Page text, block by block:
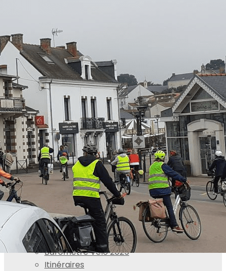
Exporter uniquement les colonnes affichées
Menu
Ajoutez un logo, un bouton, des réseaux sociaux
Cliquez pour éditer
Accueil▴▾
Qui Sommes-nous ?▴▾
Nos Activités▴▾
NOS ACTIVITES
Evénements
Agenda ▴
Lettres Mensuelles▴▾
Ressources ▴▾
Documentation
Baromètre Vélo 2025
Itinéraires